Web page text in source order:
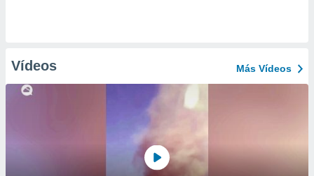
Vídeos Más Vídeos